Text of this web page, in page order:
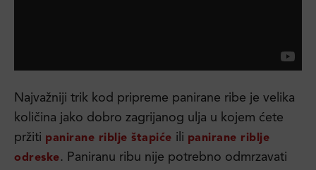
Najvažniji trik kod pripreme panirane ribe je velika
količina jako dobro zagrijanog ulja u kojem ćete
pržiti panirane riblje štapiće ili panirane riblje
odreske. Paniranu ribu nije potrebno odmrzavati